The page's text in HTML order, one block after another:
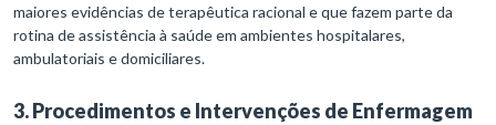
maiores evidências de terapêutica racional e que fazem parte da
rotina de assistência à saúde em ambientes hospitalares,
ambulatoriais e domiciliares.
3. Procedimentos e Intervenções de Enfermagem